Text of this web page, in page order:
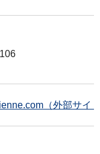
（外部サイ